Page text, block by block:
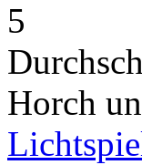
5
Horch